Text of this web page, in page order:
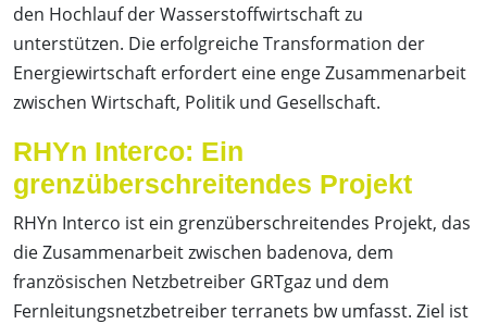
den Hochlauf der Wasserstoffwirtschaft zu
unterstützen. Die erfolgreiche Transformation der
Energiewirtschaft erfordert eine enge Zusammenarbeit
zwischen Wirtschaft, Politik und Gesellschaft.
RHYn Interco: Ein
grenzüberschreitendes Projekt
RHYn Interco ist ein grenzüberschreitendes Projekt, das
die Zusammenarbeit zwischen badenova, dem
französischen Netzbetreiber GRTgaz und dem
Fernleitungsnetzbetreiber terranets bw umfasst. Ziel ist